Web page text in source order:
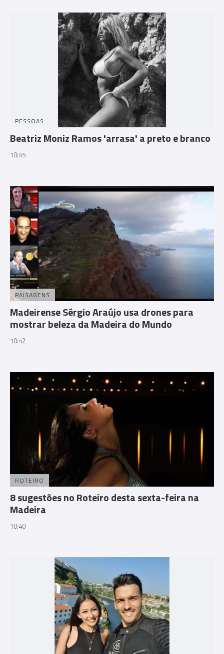
PESSOAS
Beatriz Moniz Ramos 'arrasa' a preto e branco
10:45
PAISAGENS
Madeirense Sérgio Araújo usa drones para
mostrar beleza da Madeira do Mundo
10:42
ROTEIRO
8 sugestões no Roteiro desta sexta-feira na
Madeira
10:40